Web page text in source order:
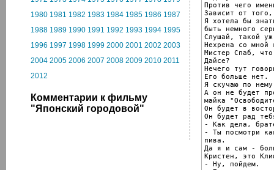
1980 1981 1982 1983 1984 1985 1986 1987
1988 1989 1990 1991 1992 1993 1994 1995
1996 1997 1998 1999 2000 2001 2002 2003
2004 2005 2006 2007 2008 2009 2010 2011
2012
Комментарии к фильму
"Японский городовой"
Против чего
Зависит от
Я хотела бы
быть немного
Слушай, такой
Нехрена со мной
Мистер Спаб,
Дайсе?
Нечего тут
Его больше нет.
Я скучаю по
А он не будет
майка
Он будет в
Он будет рад
- Как дела,
- Ты посмотри
пива.
Да я и сам -
Кристен, это
- Ну, пойдем.